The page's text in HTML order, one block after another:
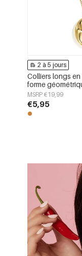
2 à 5 jours
Colliers longs
forme
simple pour le
femmes
MSRP €19,99
€5,95